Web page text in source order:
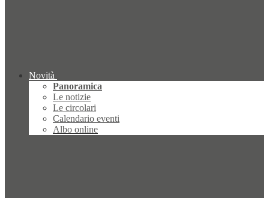
Novità
Panoramica
Le notizie
Le circolari
Calendario eventi
Albo online